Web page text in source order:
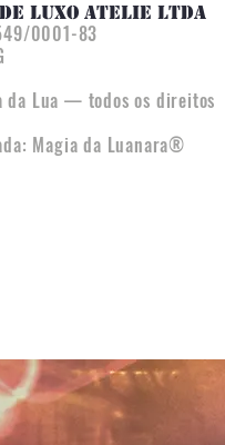
LUXO ATELIE LTDA
0001-83
Lua — todos os direitos
Magia da Luanara®